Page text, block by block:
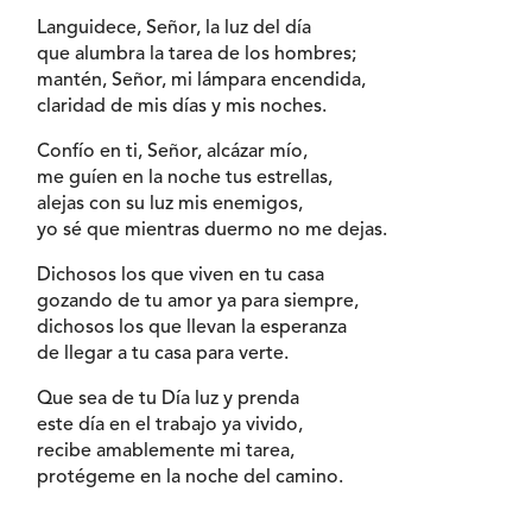
Languidece, Señor, la luz del día
que alumbra la tarea de los hombres;
mantén, Señor, mi lámpara encendida,
claridad de mis días y mis noches.
Confío en ti, Señor, alcázar mío,
me guíen en la noche tus estrellas,
alejas con su luz mis enemigos,
yo sé que mientras duermo no me dejas.
Dichosos los que viven en tu casa
gozando de tu amor ya para siempre,
dichosos los que llevan la esperanza
de llegar a tu casa para verte.
Que sea de tu Día luz y prenda
este día en el trabajo ya vivido,
recibe amablemente mi tarea,
protégeme en la noche del camino.